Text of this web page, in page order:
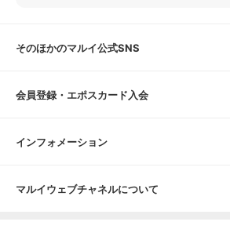
そのほかのマルイ公式SNS
会員登録・エポスカード入会
インフォメーション
マルイウェブチャネルについて